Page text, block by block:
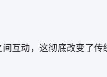
互动，这彻底改变了传